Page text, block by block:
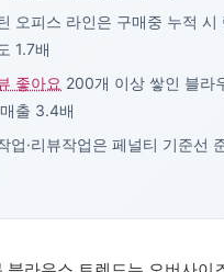
오피스 라인은 구매중 누적 시
1.7배
좋아요 200개 이상 쌓인 블라
출 3.4배
업·리뷰작업은 페널티 기준선